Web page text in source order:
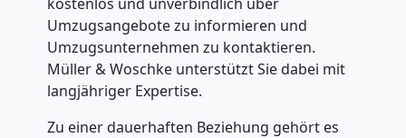
Umzugsangebote zu informieren und
Umzugsunternehmen zu kontaktieren.
Müller & Woschke unterstützt Sie dabei mit
langjähriger Expertise.
Zu einer dauerhaften Beziehung gehört es